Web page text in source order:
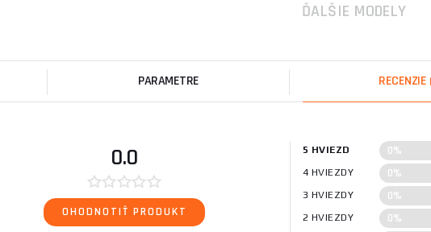
ĎALŠIE MODELY
PARAMETRE RECENZIE
0.0
OHODNOTIŤ PRODUKT
5 HVIEZD 0%
4 HVIEZDY 0%
3 HVIEZDY 0%
2 HVIEZDY 0%